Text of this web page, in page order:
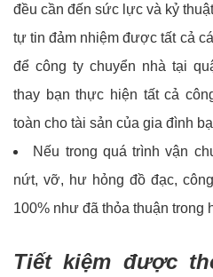
đều cần đến sức lực và kỷ
tự tin đảm nhiệm được tất cả
để công ty chuyển nhà tại
thay bạn thực hiện tất cả
toàn cho tài sản của gia đình
Nếu trong quá trình vận
nứt, vỡ, hư hỏng đồ đạc,
100% như đã thỏa thuận trong
Tiết kiệm được